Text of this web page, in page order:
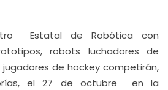
Estatal de Robótica con
robots luchadores de
de hockey competirán,
el 27 de octubre en la